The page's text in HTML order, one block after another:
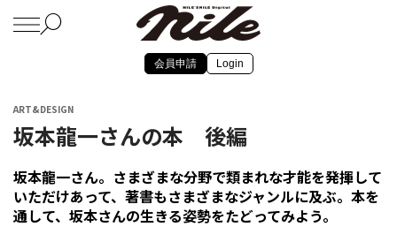
会員申請 Login
ART&DESIGN
坂本龍一さんの本 後編
坂本龍一さん。さまざまな分野で類まれな才能を発揮して
いただけあって、著書もさまざまなジャンルに及ぶ。本を
通して、坂本さんの生きる姿勢をたどってみよう。